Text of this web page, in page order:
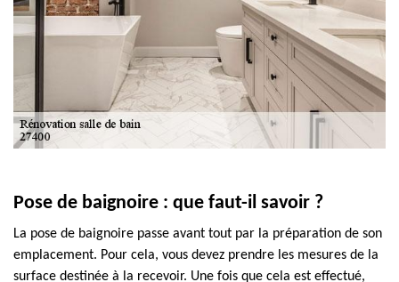
Pose de baignoire : que faut-il savoir ?
La pose de baignoire passe avant tout par la préparation de son
emplacement. Pour cela, vous devez prendre les mesures de la
surface destinée à la recevoir. Une fois que cela est effectué,